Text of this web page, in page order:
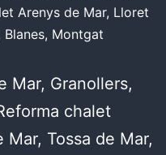
Arenys de Mar, Lloret
Blanes, Montgat
Mar, Granollers,
chalet
Tossa de Mar,